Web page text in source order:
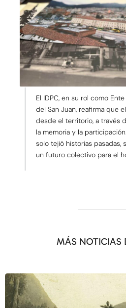
El IDPC, en su rol como
del San Juan, reafirma que
desde el territorio, a través
la memoria y la
solo tejió historias pasadas,
un futuro colectivo para el
MÁS NOTICIAS